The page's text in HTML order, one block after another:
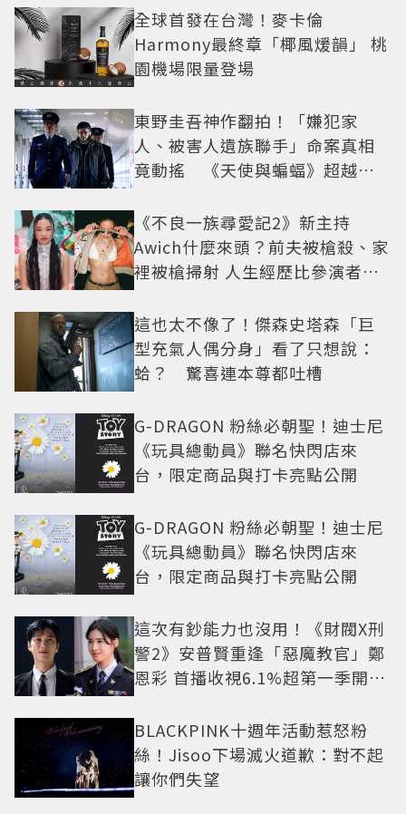
全球首發在台灣！麥卡倫
Harmony最終章「椰風煖韻」 桃
園機場限量登場
東野圭吾神作翻拍！「嫌犯家
人、被害人遺族聯手」命案真相
竟動搖 《天使與蝙蝠》超越懸
《不良一族尋愛記2》新主持
Awich什麼來頭？前夫被槍殺、家
裡被槍掃射 人生經歷比參演者還
這也太不像了！傑森史塔森「巨
型充氣人偶分身」看了只想說：
蛤？ 驚喜連本尊都吐槽
G-DRAGON 粉絲必朝聖！迪士尼
《玩具總動員》聯名快閃店來
台，限定商品與打卡亮點公開
G-DRAGON 粉絲必朝聖！迪士尼
《玩具總動員》聯名快閃店來
台，限定商品與打卡亮點公開
這次有鈔能力也沒用！《財閥X刑
警2》安普賢重逢「惡魔教官」鄭
恩彩 首播收視6.1%超第一季開紅
BLACKPINK十週年活動惹怒粉
絲！Jisoo下場滅火道歉：對不起
讓你們失望